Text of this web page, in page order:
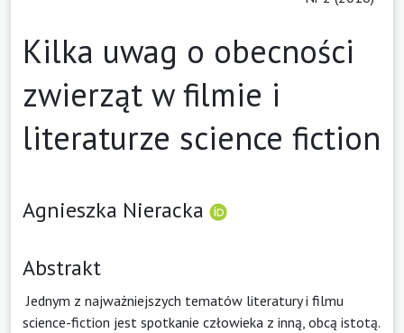
Kilka uwag o obecności
zwierząt w filmie i
literaturze science fiction
Agnieszka Nieracka
Abstrakt
Jednym z najważniejszych tematów literatury i filmu
science-fiction jest spotkanie człowieka z inną, obcą istotą.